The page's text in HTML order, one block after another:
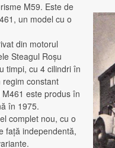
M59. Este de
un model cu o
din motorul
Steagul Roşu
timpi, cu 4 cilindri în
constant
este produs în
în 1975.
complet nou, cu o
faţă independentă,